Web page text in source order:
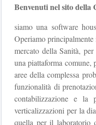
Benvenuti nel sito della
siamo una software
Operiamo
mercato della Sanità,
una piattaforma comune,
aree della complessa
funzionalità di
contabilizzazione e
verticalizzazioni per la
quella per il laboratorio